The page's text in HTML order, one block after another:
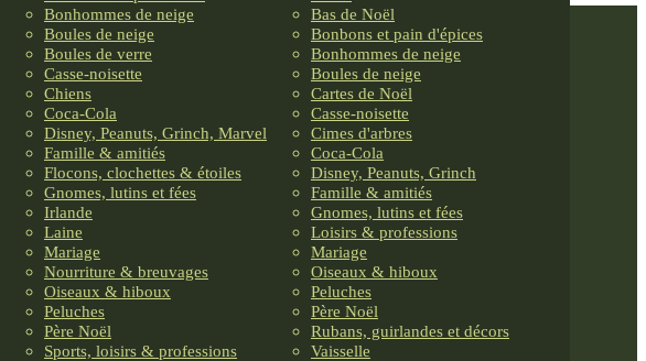
Bonhommes de neige
Boules de neige
Boules de verre
Casse-noisette
Chiens
Coca-Cola
Disney, Peanuts, Grinch, Marvel
Famille & amitiés
Flocons, clochettes & étoiles
Gnomes, lutins et fées
Irlande
Laine
Mariage
Nourriture & breuvages
Oiseaux & hiboux
Peluches
Père Noël
Sports, loisirs & professions
Bas de Noël
Bonbons et pain d'épices
Bonhommes de neige
Boules de neige
Cartes de Noël
Casse-noisette
Cimes d'arbres
Coca-Cola
Disney, Peanuts, Grinch
Famille & amitiés
Gnomes, lutins et fées
Loisirs & professions
Mariage
Oiseaux & hiboux
Peluches
Père Noël
Rubans, guirlandes et décors
Vaisselle